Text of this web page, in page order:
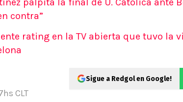
contra”
rating en la TV abierta que tuvo la
CLT
Sigue a Redgol en Google!